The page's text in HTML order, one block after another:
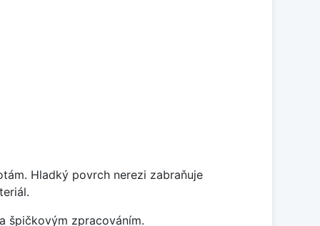
Hladký povrch nerezi zabraňuje
špičkovým zpracováním.